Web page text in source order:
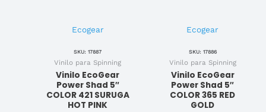
Ecogear
SKU: 17887
Vinilo para Spinning
Vinilo EcoGear
Power Shad 5″
COLOR 421 SURUGA
HOT PINK
Ecogear
SKU: 17886
Vinilo para Spinning
Vinilo EcoGear
Power Shad 5″
COLOR 365 RED
GOLD